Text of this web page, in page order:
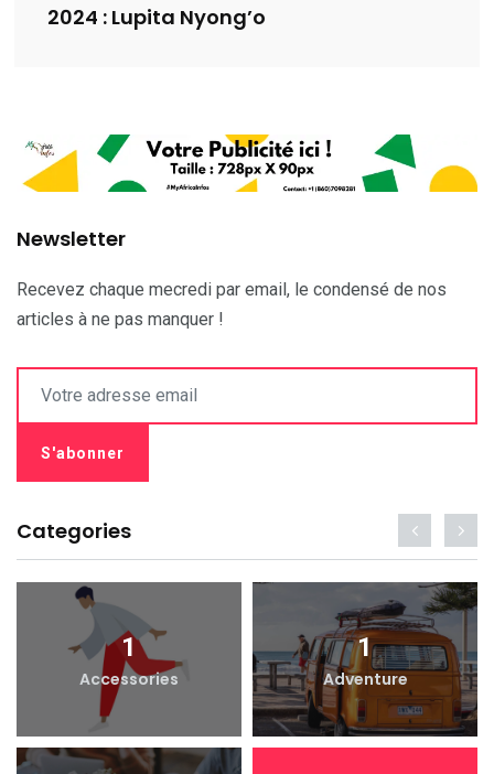
2024 : Lupita Nyong’o
Newsletter
Recevez chaque mecredi par email, le condensé de nos
articles à ne pas manquer !
Categories
1
Accessories
1
Adventure